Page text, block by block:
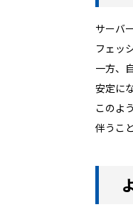
サーバ
フェッ
一方、
安定に
このよ
伴うこ